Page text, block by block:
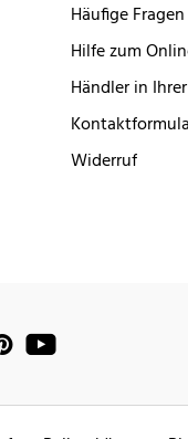
Häufige
Hilfe zum
Händler in
Widerruf